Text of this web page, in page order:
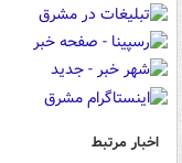
اخبار مرتبط